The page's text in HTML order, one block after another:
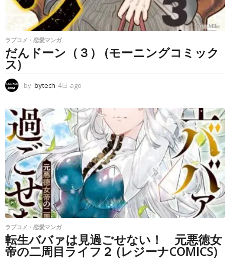
ラブコメ・恋愛マンガ
だんドーン（３） (モーニングコミック
ス)
by bytech 4日 ago
g
o
ラブコメ・恋愛マンガ
転生ババァは見過ごせない！ 元悪徳女
帝の二周目ライフ２ (レジーナCOMICS)